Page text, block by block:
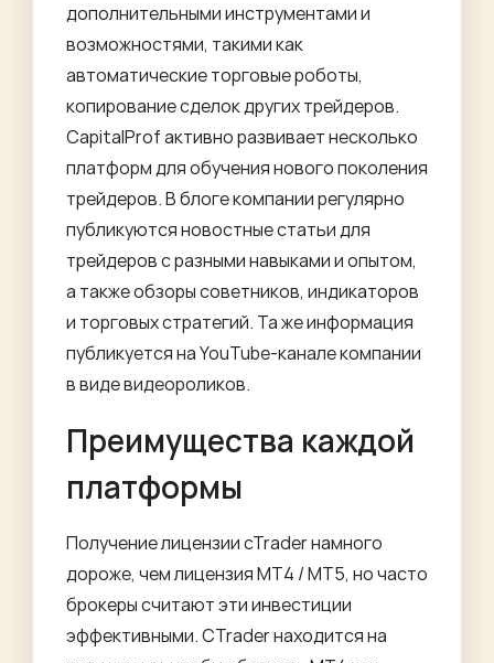
дополнительными инструментами и
возможностями, такими как
автоматические торговые роботы,
копирование сделок других трейдеров.
CapitalProf активно развивает несколько
платформ для обучения нового поколения
трейдеров. В блоге компании регулярно
публикуются новостные статьи для
трейдеров с разными навыками и опытом,
а также обзоры советников, индикаторов
и торговых стратегий. Та же информация
публикуется на YouTube-канале компании
в виде видеороликов.
Преимущества каждой
платформы
Получение лицензии cTrader намного
дороже, чем лицензия MT4 / MT5, но часто
брокеры считают эти инвестиции
эффективными. CTrader находится на